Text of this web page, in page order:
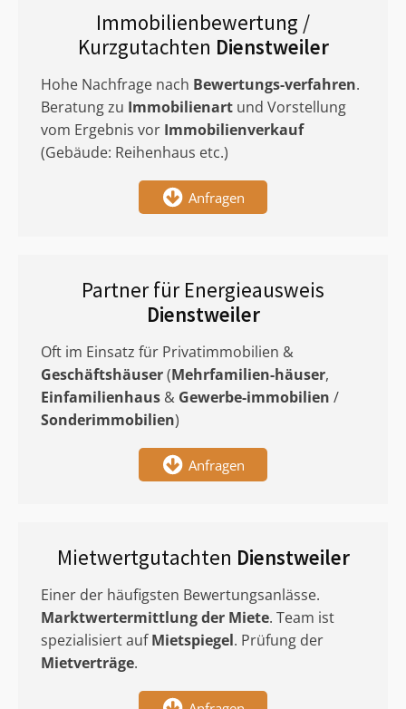
Immobilienbewertung /
Kurzgutachten Dienstweiler
Hohe Nachfrage nach Bewertungs-verfahren.
Beratung zu Immobilienart und Vorstellung
vom Ergebnis vor Immobilienverkauf
(Gebäude: Reihenhaus etc.)
Anfragen
Partner für Energieausweis
Dienstweiler
Oft im Einsatz für Privatimmobilien &
Geschäftshäuser(Mehrfamilien-häuser,
Einfamilienhaus & Gewerbe-immobilien /
Sonderimmobilien)
Anfragen
Mietwertgutachten Dienstweiler
Einer der häufigsten Bewertungsanlässe.
Marktwertermittlungder Miete. Team ist
spezialisiert aufMietspiegel. Prüfung der
Mietverträge.